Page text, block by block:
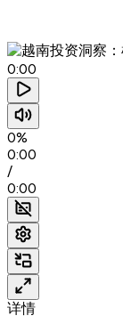
0:00
0%
0:00
/
0:00
详情